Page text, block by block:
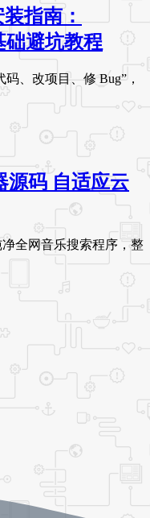
指南：
础避坑教程
、改项目、修 Bug”，
源码 自适应云
全网音乐搜索程序，整